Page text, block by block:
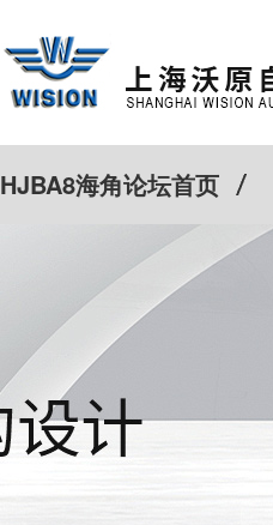
HJBA8海角论坛首页
客户案例